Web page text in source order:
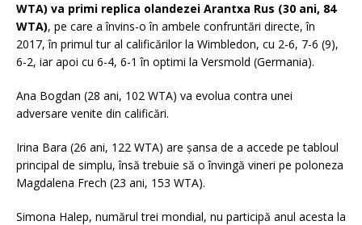
WTA) va primi replica olandezei Arantxa Rus (30 ani, 84
WTA), pe care a învins-o în ambele confruntări directe, în
2017, în primul tur al calificărilor la Wimbledon, cu 2-6, 7-6 (9),
6-2, iar apoi cu 6-4, 6-1 în optimi la Versmold (Germania).
Ana Bogdan (28 ani, 102 WTA) va evolua contra unei
adversare venite din calificări.
Irina Bara (26 ani, 122 WTA) are şansa de a accede pe tabloul
principal de simplu, însă trebuie să o învingă vineri pe poloneza
Magdalena Frech (23 ani, 153 WTA).
Simona Halep, numărul trei mondial, nu participă anul acesta la